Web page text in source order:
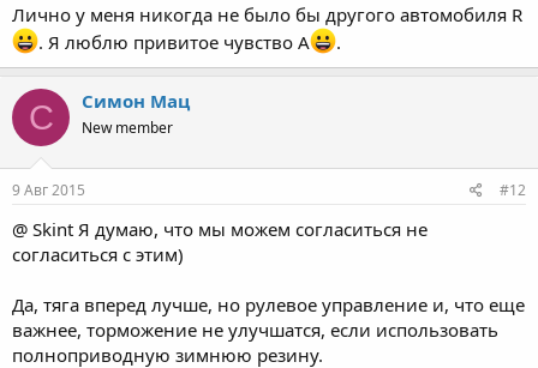
Лично у меня никогда не было бы другого автомобиля R
. Я люблю привитое чувство A
.
С Симон Мац
New member
9 Авг 2015 #12
@ Skint Я думаю, что мы можем согласиться не
согласиться с этим)
Да, тяга вперед лучше, но рулевое управление и, что еще
важнее, торможение не улучшатся, если использовать
полноприводную зимнюю резину.